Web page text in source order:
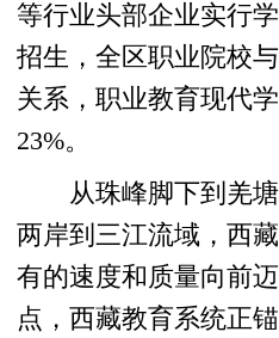
等行业头部企业实行
招生，全区职业院校
关系，职业教育现代
23%。
从珠峰脚下到羌塘
两岸到三江流域，西
有的速度和质量向前
点，西藏教育系统正